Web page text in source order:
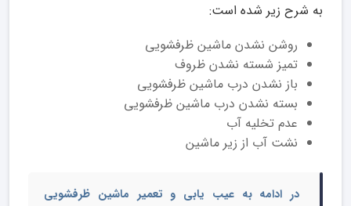
به شرح زیر شده است:
روشن نشدن ماشین ظرفشویی
تمیز شسته نشدن ظروف
باز نشدن درب ماشین ظرفشویی
بسته نشدن درب ماشین ظرفشویی
عدم تخلیه آب
نشت آب از زیر ماشین
در ادامه بهعیب یابی و تعمیر ماشین ظرفشویی